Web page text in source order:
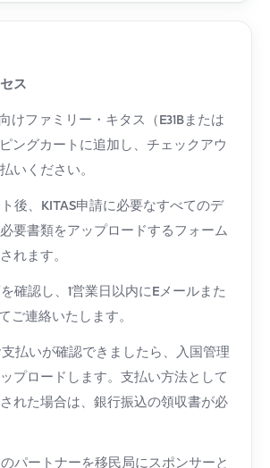
ス
けファミリー・キタス（E31Bまたは
ングカートに追加し、チェックアウ
いください。
後、KITAS申請に必要なすべてのデ
要書類をアップロードするフォーム
れます。
確認し、1営業日以内にEメールまた
ご連絡いたします。
払いが確認できましたら、入国管理
プロードします。支払い方法として
れた場合は、銀行振込の領収書が必
パートナーを移民局にスポンサーと